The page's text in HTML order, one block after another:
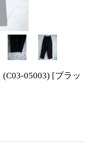
05003) [ブラッ